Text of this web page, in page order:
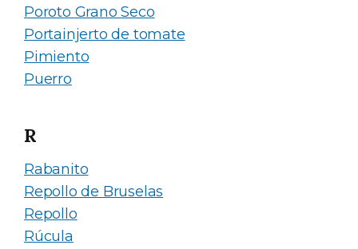
Poroto Grano Seco
Portainjerto de tomate
Pimiento
Puerro
R
Rabanito
Repollo de Bruselas
Repollo
Rúcula